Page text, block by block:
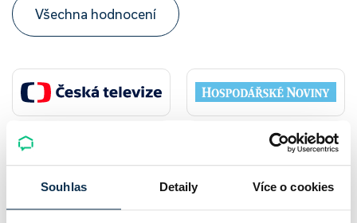
Souhlas Detaily Více o cookies
Všechna hodnocení